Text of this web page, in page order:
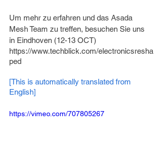
Um mehr zu erfahren und das Asada
Mesh Team zu treffen, besuchen Sie uns
in Eindhoven (12-13 OCT)
https://www.techblick.com/electronicsresha
ped
[This is automatically translated from
English]
https://vimeo.com/707805267